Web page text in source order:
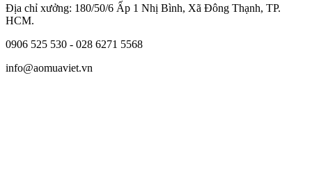
Địa chỉ xưởng: 180/50/6 Ấp 1 Nhị Bình, Xã Đông Thạnh, TP.
HCM.
0906 525 530 - 028 6271 5568
info@aomuaviet.vn